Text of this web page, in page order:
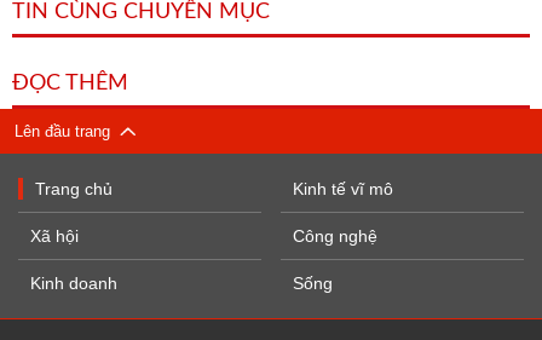
TIN CÙNG CHUYÊN MỤC
ĐỌC THÊM
Lên đầu trang
Trang chủ
Xã hội
Kinh doanh
Kinh tế vĩ mô
Công nghệ
Sống